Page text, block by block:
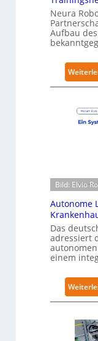
Neura
Aufbau
Bild: Elvio
Autonome
Das
adressiert
einem